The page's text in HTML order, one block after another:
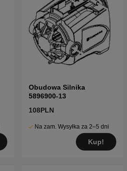
Obudowa Silnika
5896900-13
108PLN
Na zam. Wysyłka za 2–5 dni
Kup!